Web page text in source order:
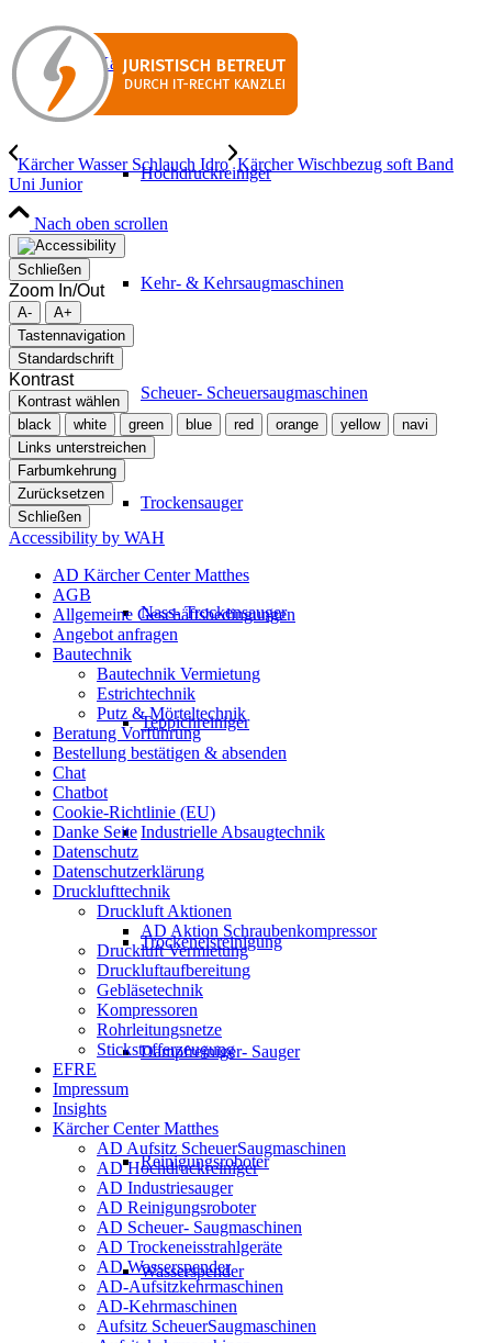
Kärcher Shop
Hochdruckreiniger
Kehr- & Kehrsaugmaschinen
Scheuer- Scheuersaugmaschinen
Trockensauger
Nass- Trockensauger
Teppichreiniger
Industrielle Absaugtechnik
Trockeneisreinigung
Dampfreiniger- Sauger
Reinigungsroboter
Wasserspender
Kärcher Wasser Schlauch Idro Kärcher Wischbezug soft Band
Uni Junior
Nach oben scrollen
Schließen
Zoom In/Out
A-
A+
Tastennavigation
Standardschrift
Kontrast
Kontrast wählen
black
white green blue red orange yellow
navi
Links unterstreichen
Farbumkehrung
Zurücksetzen
Schließen
Accessibility by WAH
AD Kärcher Center Matthes
AGB
Allgemeine Geschäftsbedingungen
Angebot anfragen
Bautechnik
Bautechnik Vermietung
Estrichtechnik
Putz & Mörteltechnik
Beratung Vorführung
Bestellung bestätigen & absenden
Chat
Chatbot
Cookie-Richtlinie (EU)
Danke Seite
Datenschutz
Datenschutzerklärung
Drucklufttechnik
Druckluft Aktionen
AD Aktion Schraubenkompressor
Druckluft Vermietung
Druckluftaufbereitung
Gebläsetechnik
Kompressoren
Rohrleitungsnetze
Stickstofferzeugung
EFRE
Impressum
Insights
Kärcher Center Matthes
AD Aufsitz ScheuerSaugmaschinen
AD Hochdruckreiniger
AD Industriesauger
AD Reinigungsroboter
AD Scheuer- Saugmaschinen
AD Trockeneisstrahlgeräte
AD Wasserspender
AD-Aufsitzkehrmaschinen
AD-Kehrmaschinen
Aufsitz ScheuerSaugmaschinen